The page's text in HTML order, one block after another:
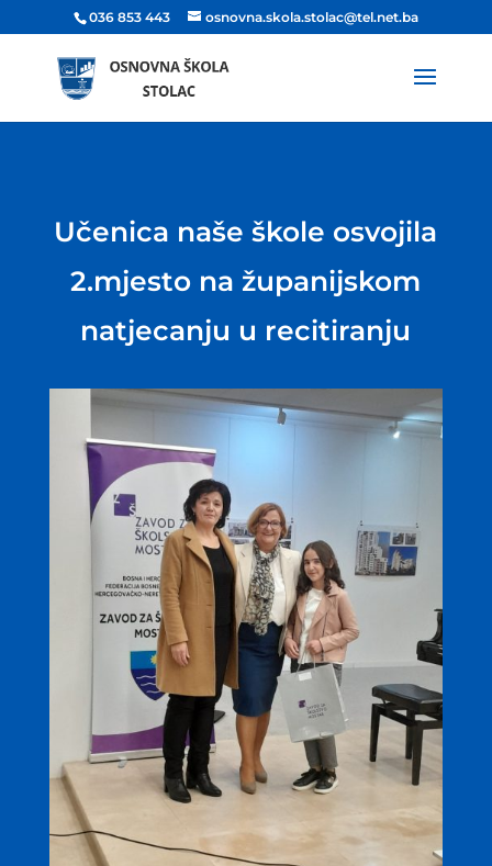
036 853 443 osnovna.skola.stolac@tel.net.ba
Učenica naše škole osvojila
2.mjesto na županijskom
natjecanju u recitiranju